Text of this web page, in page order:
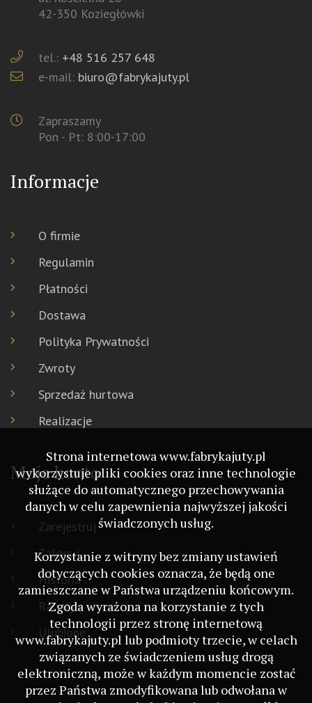
42-350 Koziegłówki
tel.: +48 516 257 648
e-mail: biuro@fabrykajuty.pl
Zapraszamy
Pon - Pt: 8:00-17:00
Informacje
O firmie
Regulamin
Płatności
Dostawa
Polityka Prywatności
Zwroty
Sprzedaż hurtowa
Realizacje
Moje konto
Zarejestruj
Zaloguj
Historia
Rabaty
Ulubione
Strona internetowa www.fabrykajuty.pl
wykorzystuje pliki cookies oraz inne technologie
służące do automatycznego przechowywania
danych w celu zapewnienia najwyższej jakości
świadczonych usług.
Korzystanie z witryny bez zmiany ustawień
dotyczących cookies oznacza, że będą one
zamieszczane w Państwa urządzeniu końcowym.
Zgoda wyrażona na korzystanie z tych
technologii przez stronę internetową
www.fabrykajuty.pl lub podmioty trzecie, w celach
związanych ze świadczeniem usług drogą
elektroniczną, może w każdym momencie zostać
przez Państwa zmodyfikowana lub odwołana w